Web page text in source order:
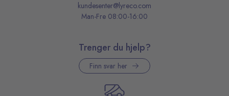
kundesenter@lyreco.com
Man-Fre 08:00-16:00
Trenger du hjelp?
Finn svar her